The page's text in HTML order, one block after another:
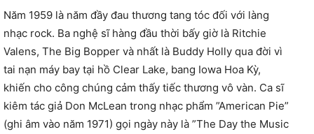
Năm 1959 là năm đầy đau thương tang tóc đối với làng
nhạc rock. Ba nghệ sĩ hàng đầu thời bấy giờ là Ritchie
Valens, The Big Bopper và nhất là Buddy Holly qua đời vì
tai nạn máy bay tại hồ Clear Lake, bang Iowa Hoa Kỳ,
khiến cho công chúng cảm thấy tiếc thương vô vàn. Ca sĩ
kiêm tác giả Don McLean trong nhạc phẩm ”American Pie”
(ghi âm vào năm 1971) gọi ngày này là ”The Day the Music